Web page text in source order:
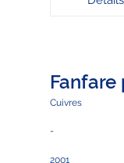
Fanfare
Cuivres
-
2001